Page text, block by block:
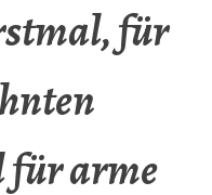
für
arme